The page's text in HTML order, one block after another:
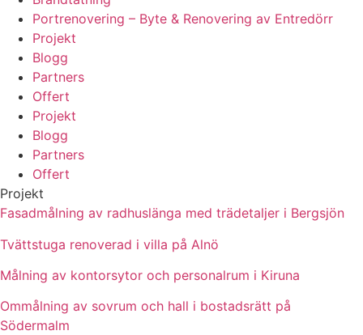
Portrenovering – Byte & Renovering av Entredörr
Projekt
Blogg
Partners
Offert
Projekt
Blogg
Partners
Offert
Projekt
Fasadmålning av radhuslänga med trädetaljer i Bergsjön
Tvättstuga renoverad i villa på Alnö
Målning av kontorsytor och personalrum i Kiruna
Ommålning av sovrum och hall i bostadsrätt på
Södermalm